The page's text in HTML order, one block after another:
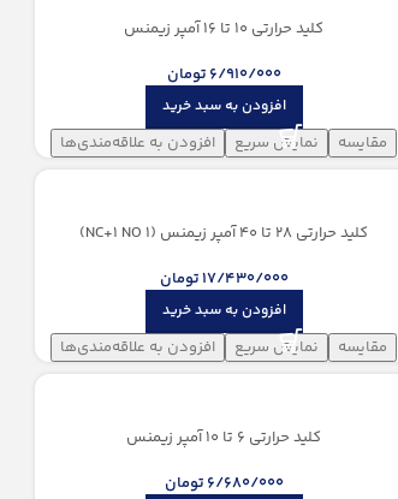
کلید حرارتی 10 تا 16 آمپر زیمنس
6/910/000 تومان
افزودن به سبد خرید
مقایسه نمایش سریع افزودن به علاقه‌مندی‌ها
کلید حرارتی 28 تا 40 آمپر زیمنس (1 NC+1 NO)
17/430/000تومان
افزودن به سبد خرید
مقایسه نمایش سریع افزودن به علاقه‌مندی‌ها
کلید حرارتی 6 تا 10 آمپر زیمنس
6/680/000 تومان